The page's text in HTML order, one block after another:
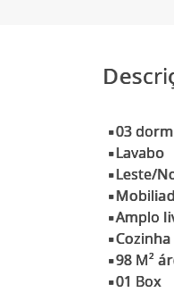
▪03
▪Lavabo
▪Leste/
▪Amplo
▪98 M²
▪01 Box